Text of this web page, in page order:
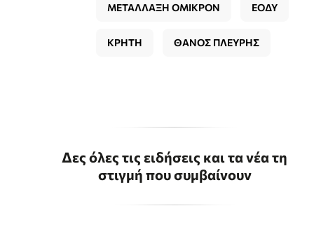
ΜΕΤΑΛΛΑΞΗ ΟΜΙΚΡΟΝ ΕΟΔΥ
ΚΡΗΤΗ ΘΑΝΟΣ ΠΛΕΥΡΗΣ
Δες όλες τις ειδήσεις και τα νέα τη
στιγμή που συμβαίνουν